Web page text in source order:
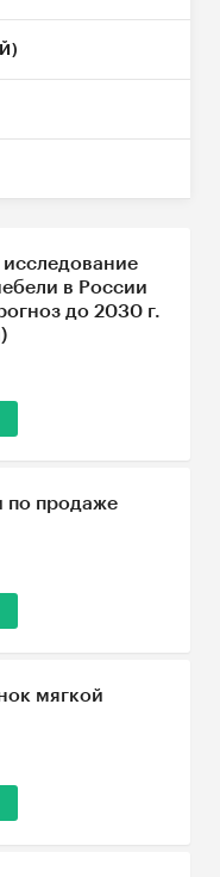
в России
до 2030 г.
по продаже
мягкой